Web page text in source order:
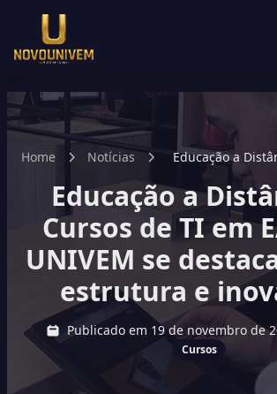
Home Notícias
Educação a
TI em EAD
destacam
Educação a
Cursos de TI em
UNIVEM se
estrutura e
Publicado em 19 de novembro de
Cursos